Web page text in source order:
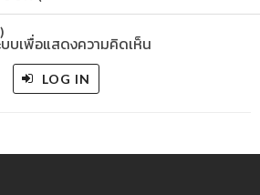
)
บบเพื่อแสดงความคิดเห็น
LOG IN